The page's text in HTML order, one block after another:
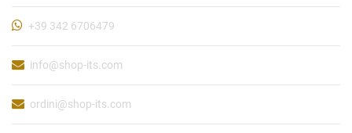
+39 342 6706479
info@shop-its.com
ordini@shop-its.com